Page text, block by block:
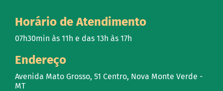
Horário de Atendimento
07h30min às 11h e das 13h às 17h
Endereço
Avenida Mato Grosso, 51 Centro, Nova Monte Verde -
MT